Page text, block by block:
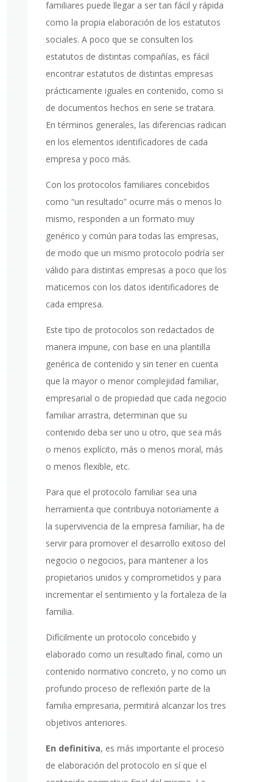
familiares puede llegar a ser tan fácil y rápida
como la propia elaboración de los estatutos
sociales. A poco que se consulten los
estatutos de distintas compañías, es fácil
encontrar estatutos de distintas empresas
prácticamente iguales en contenido, como si
de documentos hechos en serie se tratara.
En términos generales, las diferencias radican
en los elementos identificadores de cada
empresa y poco más.
Con los protocolos familiares concebidos
como “un resultado” ocurre más o menos lo
mismo, responden a un formato muy
genérico y común para todas las empresas,
de modo que un mismo protocolo podría ser
válido para distintas empresas a poco que los
maticemos con los datos identificadores de
cada empresa.
Este tipo de protocolos son redactados de
manera impune, con base en una plantilla
genérica de contenido y sin tener en cuenta
que la mayor o menor complejidad familiar,
empresarial o de propiedad que cada negocio
familiar arrastra, determinan que su
contenido deba ser uno u otro, que sea más
o menos explícito, más o menos moral, más
o menos flexible, etc.
Para que el protocolo familiar sea una
herramienta que contribuya notoriamente a
la supervivencia de la empresa familiar, ha de
servir para promover el desarrollo exitoso del
negocio o negocios, para mantener a los
propietarios unidos y comprometidos y para
incrementar el sentimiento y la fortaleza de la
familia.
Difícilmente un protocolo concebido y
elaborado como un resultado final, como un
contenido normativo concreto, y no como un
profundo proceso de reflexión parte de la
familia empresaria, permitirá alcanzar los tres
objetivos anteriores.
En definitiva, es más importante el proceso
de elaboración del protocolo en sí que el